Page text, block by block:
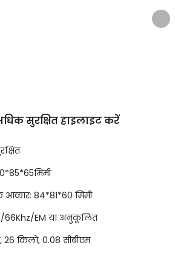
सुरक्षित हाइलाइट करें
110*85*65मिमी
मिमी
66Khz/EM या अनुकूलित
26 किलो, 0.08 सीबीएम